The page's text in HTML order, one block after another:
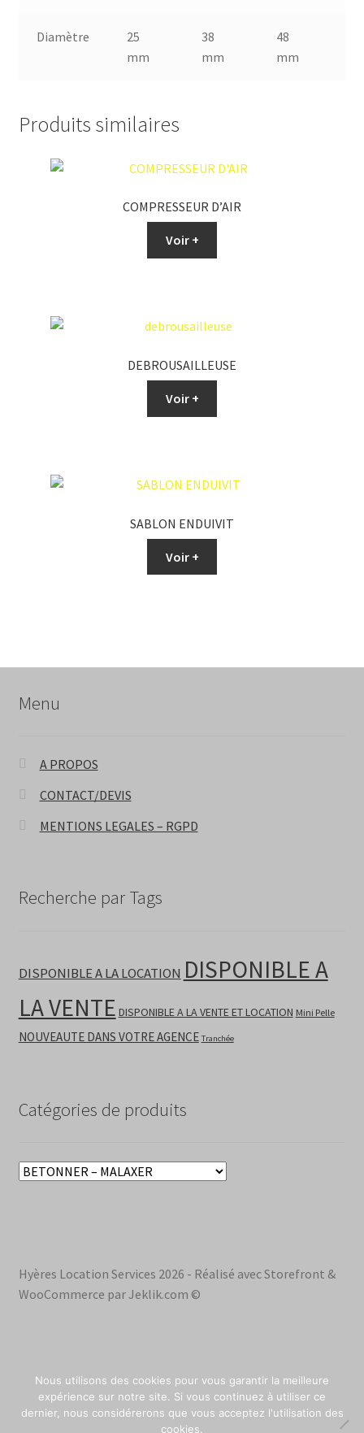
Diamètre
25
mm
38
mm
48
mm
Produits similaires
COMPRESSEUR D’AIR
Voir +
DEBROUSAILLEUSE
Voir +
SABLON ENDUIVIT
Voir +
Menu
A PROPOS
CONTACT/DEVIS
MENTIONS LEGALES – RGPD
Recherche par Tags
DISPONIBLE A LA LOCATION DISPONIBLE A
LA VENTE DISPONIBLE A LA VENTE ET LOCATION Mini Pelle
NOUVEAUTE DANS VOTRE AGENCE Tranchée
Catégories de produits
Hyères Location Services 2026 - Réalisé avec Storefront &
WooCommerce par Jeklik.com ©
Nous utilisons des cookies pour vous garantir la meilleure
expérience sur notre site. Si vous continuez à utiliser ce
dernier, nous considérerons que vous acceptez l'utilisation des
cookies.